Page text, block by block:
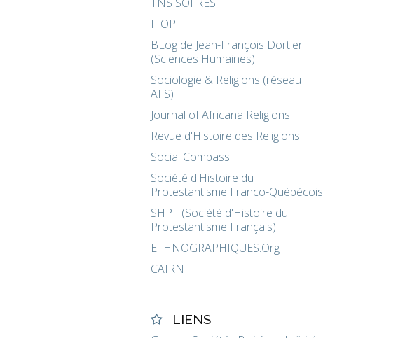
IFOP
BLog de Jean-François Dortier
(Sciences Humaines)
Sociologie & Religions (réseau
AFS)
Journal of Africana Religions
Revue d'Histoire des Religions
Social Compass
Société d'Histoire du
Protestantisme Franco-Québécois
SHPF (Société d'Histoire du
Protestantisme Français)
ETHNOGRAPHIQUES.Org
CAIRN
LIENS